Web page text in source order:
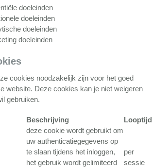
doeleinden
doeleinden
doeleinden
doeleinden
cookies noodzakelijk zijn voor het goed
website. Deze cookies kan je niet weigeren
gebruiken.
Beschrijving Looptijd
deze cookie wordt gebruikt om
uw authenticatiegegevens op
te slaan tijdens het inloggen,
het gebruik wordt gelimiteerd
per
sessie